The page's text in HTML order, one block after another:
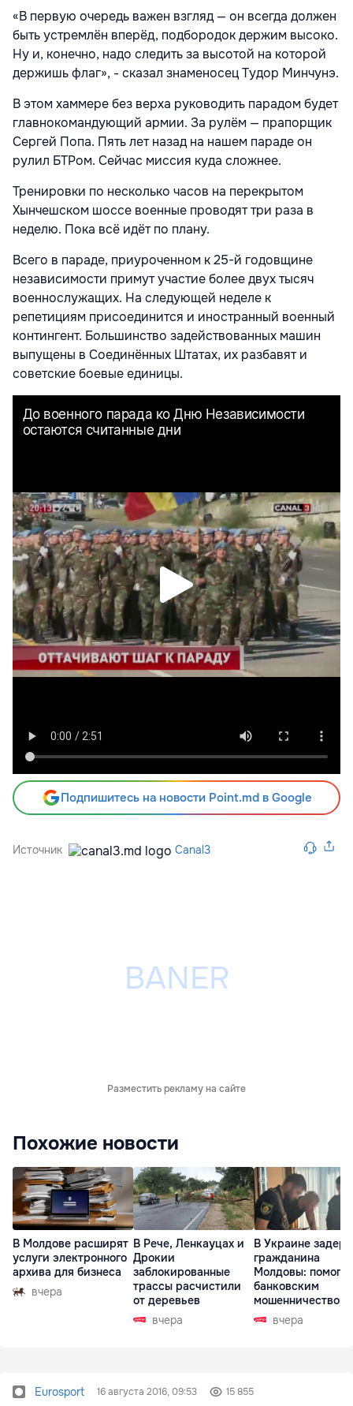
«В первую очередь важен взгляд — он всегда должен
быть устремлён вперёд, подбородок держим высоко.
Ну и, конечно, надо следить за высотой на которой
держишь флаг», - сказал знаменосец Тудор Минчунэ.
В этом хаммере без верха руководить парадом будет
главнокомандующий армии. За рулём — прапорщик
Сергей Попа. Пять лет назад на нашем параде он
рулил БТРом. Сейчас миссия куда сложнее.
Тренировки по несколько часов на перекрытом
Хынчешском шоссе военные проводят три раза в
неделю. Пока всё идёт по плану.
Всего в параде, приуроченном к 25-й годовщине
независимости примут участие более двух тысяч
военнослужащих. На следующей неделе к
репетициям присоединится и иностранный военный
контингент. Большинство задействованных машин
выпущены в Соединённых Штатах, их разбавят и
советские боевые единицы.
Подпишитесь на новости Point.md в Google
Источник Canal3
Разместить рекламу на сайте
Похожие новости
В Молдове расширят
услуги электронного
архива для бизнеса
вчера
В Рече, Ленкауцах и
Дрокии
заблокированные
трассы расчистили
от деревьев
вчера
В Украине
гражданина
Молдовы:
банковским
мошенничеством
Чехиивчера
Eurosport 16 августа 2016, 09:53 15 855